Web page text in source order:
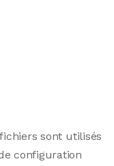
sont utilisés
configuration